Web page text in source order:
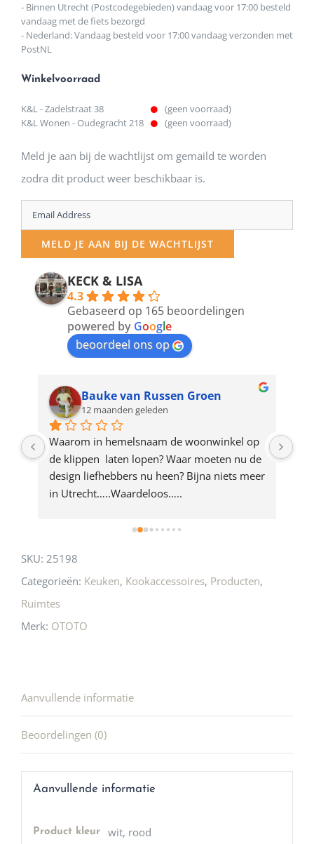
- Binnen Utrecht (Postcodegebieden) vandaag voor 17:00 besteld
vandaag met de fiets bezorgd
- Nederland: Vandaag besteld voor 17:00 vandaag verzonden met
PostNL
Winkelvoorraad
K&L - Zadelstraat 38
(geen voorraad)
K&L Wonen - Oudegracht 218
(geen voorraad)
Meld je aan bij de wachtlijst om gemaild te worden
zodra dit product weer beschikbaar is.
Enter
your
email
address
product
MELD JE AAN BIJ DE WACHTLIJST
KECK & LISA
4.3
Gebaseerd op 165 beoordelingen
powered by Google
beoordeel ons op
Bauke van Russen Groen
12 maanden geleden
Waarom in hemelsnaam de woonwinkel op
de klippen  laten lopen? Waar moeten nu de
design liefhebbers nu heen? Bijna niets meer
in Utrecht…..Waardeloos…..
SKU: 25198
Categorieën: Keuken, Kookaccessoires, Producten,
Ruimtes
Merk: OTOTO
Aanvullende informatie
Beoordelingen (0)
Aanvullende informatie
Product kleur wit, rood